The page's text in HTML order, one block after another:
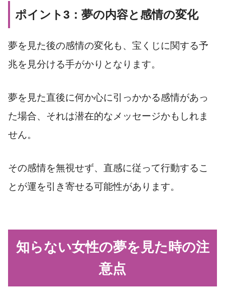
ポイント3：夢の内容と感情の変化
夢を見た後の感情の変化も、宝くじに関する予
兆を見分ける手がかりとなります。
夢を見た直後に何か心に引っかかる感情があっ
た場合、それは潜在的なメッセージかもしれま
せん。
その感情を無視せず、直感に従って行動するこ
とが運を引き寄せる可能性があります。
知らない女性の夢を見た時の注
意点